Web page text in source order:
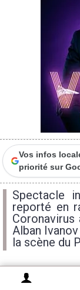
Vos infos
priorité sur
Spectacle
reporté en
Alban
la scène du
Après avoir